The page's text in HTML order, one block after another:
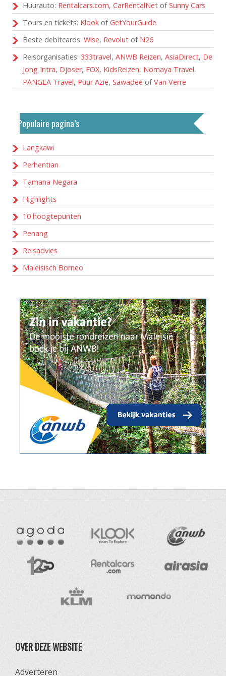
Huurauto: Rentalcars.com, CarRentalNet ofSunny Cars
Tours en tickets: Klook ofGetYourGuide
Beste debitcards: Wise, Revolut of N26
Reisorganisaties: 333travel, ANWB Reizen, AsiaDirect, De
Jong Intra, Djoser, FOX, KidsReizen, Nomaya Travel,
PANGEA Travel, Puur Azië, Sawadee ofVan Verre
Populaire pagina’s
Langkawi
Perhentian
Tamana Negara
Highlights
10 hoogtepunten
Penang
Reisadvies
Maleisisch Borneo
OVER DEZE WEBSITE
Adverteren